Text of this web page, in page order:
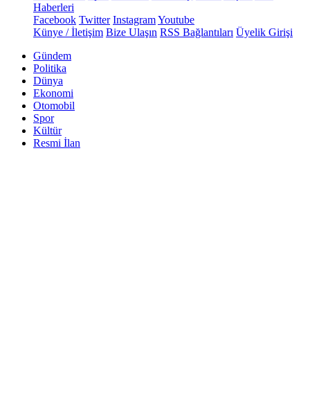
Haberleri
Facebook Twitter InstagramYoutube
Künye / İletişim Bize Ulaşın RSS Bağlantıları Üyelik Girişi
Gündem
Politika
Dünya
Ekonomi
Otomobil
Spor
Kültür
Resmi İlan